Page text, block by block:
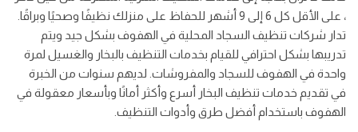
، على الأقل كل 6 إلى 9 أشهر للحفاظ على منزلك نظيفًا وصحيًا وبراقًا.
تدار شركات تنظيف السجاد المحلية في الهفوف بشكل جيد ويتم
تدريبها بشكل احترافي للقيام بخدمات التنظيف بالبخار والغسيل لمرة
واحدة في الهفوف للسجاد والمفروشات. لديهم سنوات من الخبرة
في تقديم خدمات تنظيف البخار أسرع وأكثر أمانًا وبأسعار معقولة في
الهفوف باستخدام أفضل طرق وأدوات التنظيف.